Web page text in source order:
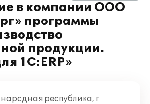
в компании ООО
программы
продукции.
1С:ERP»
республика, г